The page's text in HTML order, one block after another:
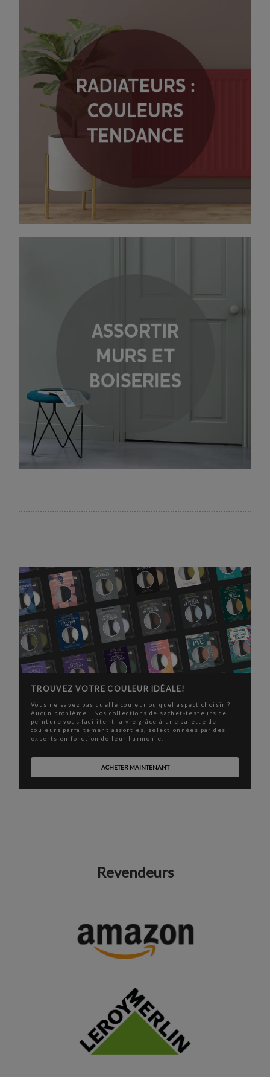
TROUVEZ VOTRE COULEUR IDÉALE!
Vous ne savez pas quelle couleur ou quel aspect choisir ?
Aucun problème ! Nos collections de sachet-testeurs de
peinture vous facilitent la vie grâce à une palette de
couleurs parfaitement assorties, sélectionnées par des
experts en fonction de leur harmonie.
ACHETER MAINTENANT
Revendeurs